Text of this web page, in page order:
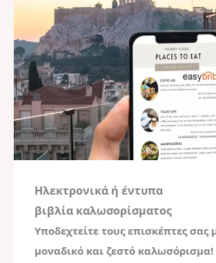
Ηλεκτρονικά ή έντυπα
βιβλία καλωσορίσματος
Υποδεχτείτε τους επισκέπτες σας
μοναδικό και ζεστό καλωσόρισμα!